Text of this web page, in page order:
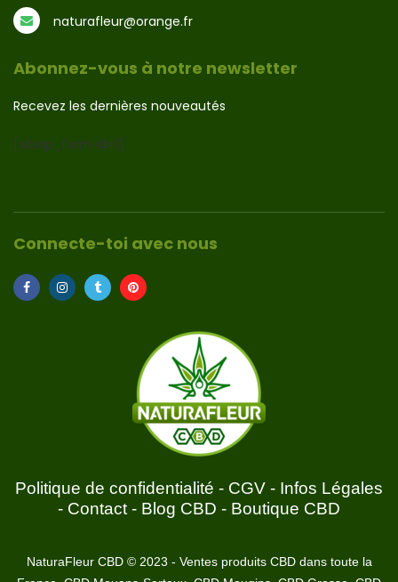
naturafleur@orange.fr
Abonnez-vous à notre newsletter
Recevez les dernières nouveautés
[sibwp_form id=1]
Connecte-toi avec nous
Politique de confidentialité - CGV - Infos Légales
- Contact - Blog CBD - Boutique CBD
NaturaFleur CBD © 2023 - Ventes produits CBD dans toute la